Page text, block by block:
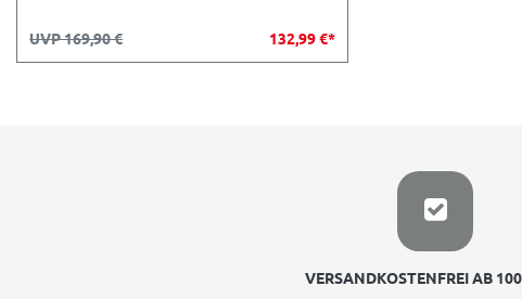
UVP 169,90 € 132,99 €*
VERSANDKOSTENFREI AB